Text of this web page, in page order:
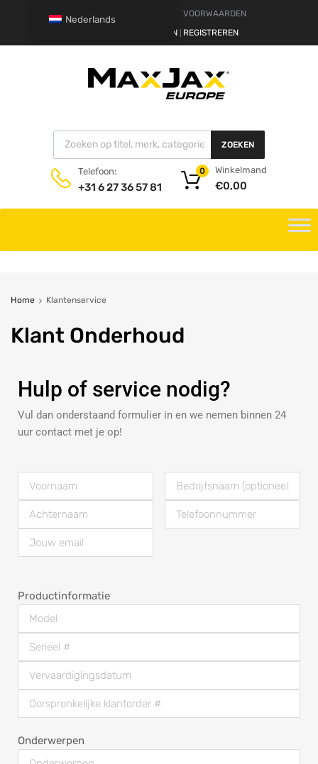
VOORWAARDEN
AANMELDEN REGISTREREN
ZOEKEN
Telefoon:
+31 6 27 36 57 81
Winkelmand
€0,00
0
Home Klantenservice
Klant Onderhoud
Hulp of service nodig?
Vul dan onderstaand formulier in en we nemen binnen 24
uur contact met je op!
Productinformatie
Onderwerpen
Nederlands